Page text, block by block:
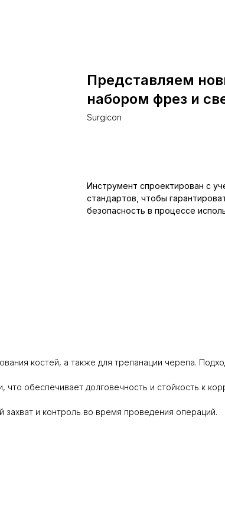
Представляем
набором фрез и
Surgicon
Инструмент спроектирован с
стандартов, чтобы
безопасность в процессе
костей, а также для трепанации черепа.
что обеспечивает долговечность и стойкость к
и контроль во время проведения операций.